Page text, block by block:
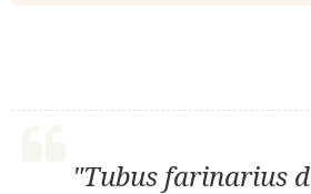
"Tubus farinarius